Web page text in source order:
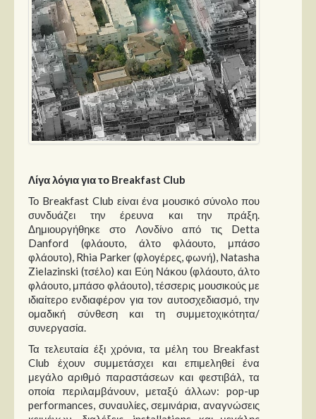
Λίγα λόγια για το Breakfast Club
Το Breakfast Club είναι ένα μουσικό σύνολο που
συνδυάζει την έρευνα και την πράξη.
Δημιουργήθηκε στο Λονδίνο από τις Detta
Danford (φλάουτο, άλτο φλάουτο, μπάσο
φλάουτο), Rhia Parker (φλογέρες, φωνή), Natasha
Zielazinski (τσέλο) και Εύη Νάκου (φλάουτο, άλτο
φλάουτο, μπάσο φλάουτο), τέσσερις μουσικούς με
ιδιαίτερο ενδιαφέρον για τον αυτοσχεδιασμό, την
ομαδική σύνθεση και τη συμμετοχικότητα/
συνεργασία.
Τα τελευταία έξι χρόνια, τα μέλη του Breakfast
Club έχουν συμμετάσχει και επιμεληθεί ένα
μεγάλο αριθμό παραστάσεων και φεστιβάλ, τα
οποία περιλαμβάνουν, μεταξύ άλλων: pop-up
performances, συναυλίες, σεμινάρια, αναγνώσεις